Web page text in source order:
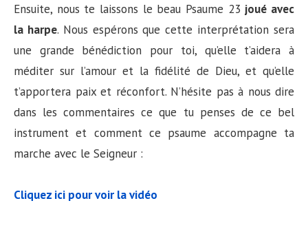
Ensuite, nous te laissons le beau Psaume 23 joué avec
la harpe. Nous espérons que cette interprétation sera
une grande bénédiction pour toi, qu’elle t’aidera à
méditer sur l’amour et la fidélité de Dieu, et qu’elle
t’apportera paix et réconfort. N’hésite pas à nous dire
dans les commentaires ce que tu penses de ce bel
instrument et comment ce psaume accompagne ta
marche avec le Seigneur :
Cliquez ici pour voir la vidéo